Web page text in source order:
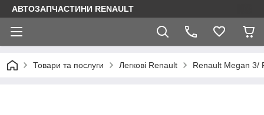
АВТОЗАПЧАСТИНИ RENAULT
Товари та послуги Легкові Renault Renault Megan 3/